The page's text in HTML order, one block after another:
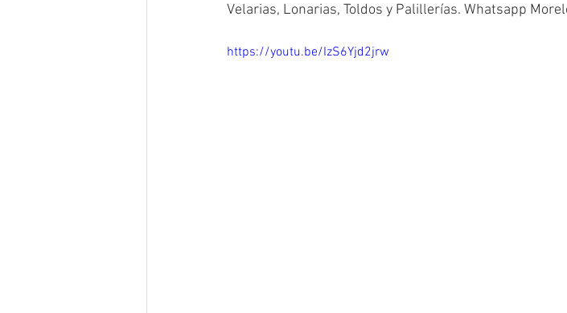
Velarias, Lonarias, Toldos y Palillerías. Whatsapp
https://youtu.be/IzS6Yjd2jrw